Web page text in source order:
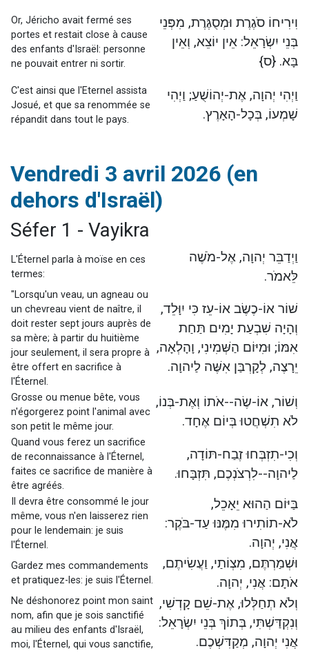
Or, Jéricho avait fermé ses
portes et restait close à cause
des enfants d'Israël: personne
ne pouvait entrer ni sortir.
וִירִיחוֹ סֹגֶרֶת וּמְסֻגֶּרֶת, מִפְּנֵי
בְּנֵי יִשְׂרָאֵל: אֵין יוֹצֵא, וְאֵין
בָּא. {ס}
C'est ainsi que l'Eternel assista
Josué, et que sa renommée se
répandit dans tout le pays.
וַיְהִי יְהוָה, אֶת-יְהוֹשֻׁעַ; וַיְהִי
שָׁמְעוֹ, בְּכָל-הָאָרֶץ.
Vendredi 3 avril 2026 (en
dehors d'Israël)
Séfer 1 - Vayikra
L'Éternel parla à moïse en ces
termes:
וַיְדַבֵּר יְהוָה, אֶל-מֹשֶׁה
לֵּאמֹר.
"Lorsqu'un veau, un agneau ou
un chevreau vient de naître, il
doit rester sept jours auprès de
sa mère; à partir du huitième
jour seulement, il sera propre à
être offert en sacrifice à
l'Éternel.
שׁוֹר אוֹ-כֶשֶׂב אוֹ-עֵז כִּי יִוָּלֵד,
וְהָיָה שִׁבְעַת יָמִים תַּחַת
אִמּוֹ; וּמִיּוֹם הַשְּׁמִינִי, וָהָלְאָה,
יֵרָצֶה, לְקָרְבַּן אִשֶּׁה לַיהוָה.
Grosse ou menue bête, vous
n'égorgerez point l'animal avec
son petit le même jour.
וְשׁוֹר, אוֹ-שֶׂה--אֹתוֹ וְאֶת-בְּנוֹ,
לֹא תִשְׁחֲטוּ בְּיוֹם אֶחָד.
Quand vous ferez un sacrifice
de reconnaissance à l'Éternel,
faites ce sacrifice de manière à
être agréés.
וְכִי-תִזְבְּחוּ זֶבַח-תּוֹדָה,
לַיהוָה--לִרְצֹנְכֶם, תִּזְבָּחוּ.
Il devra être consommé le jour
même, vous n'en laisserez rien
pour le lendemain: je suis
l'Éternel.
בַּיּוֹם הַהוּא יֵאָכֵל,
לֹא-תוֹתִירוּ מִמֶּנּוּ עַד-בֹּקֶר:
אֲנִי, יְהוָה.
Gardez mes commandements
et pratiquez-les: je suis l'Éternel.
וּשְׁמַרְתֶּם, מִצְו‍ֹתַי, וַעֲשִׂיתֶם,
אֹתָם: אֲנִי, יְהוָה.
Ne déshonorez point mon saint
nom, afin que je sois sanctifié
au milieu des enfants d'Israël,
moi, l'Éternel, qui vous sanctifie,
וְלֹא תְחַלְּלוּ, אֶת-שֵׁם קָדְשִׁי,
וְנִקְדַּשְׁתִּי, בְּתוֹךְ בְּנֵי יִשְׂרָאֵל:
אֲנִי יְהוָה, מְקַדִּשְׁכֶם.